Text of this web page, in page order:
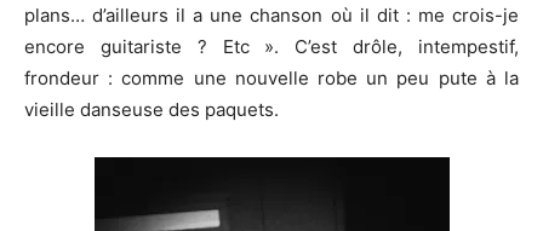
plans… d’ailleurs il a une chanson où il dit : me crois-je
encore guitariste ? Etc ». C’est drôle, intempestif,
frondeur : comme une nouvelle robe un peu pute à la
vieille danseuse des paquets.